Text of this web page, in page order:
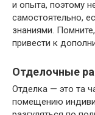
и опыта, поэтому
самостоятельно,
знаниями.
привести к
Отделочные
Отделка — это та
помещению